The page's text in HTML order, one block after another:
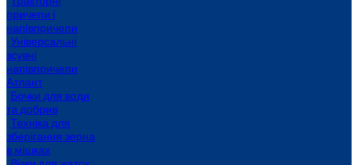
причепи i
напiвпричепи
Універсальні
зсувні
напівпричепи
Атлант
Бочки для води
та добрив
Техніка для
зберігання зерна
в мішках